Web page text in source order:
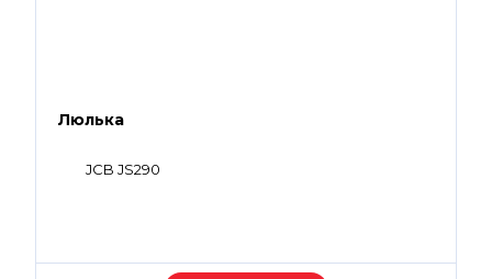
Люлька
JCB JS290